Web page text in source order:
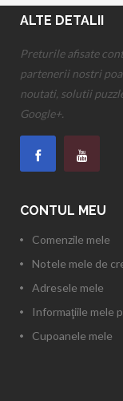
ALTE DETALII
Preturile afisate
partenerii nostri
noutati, solutii
Google+.
CONTUL MEU
Comenzile mele
Notele mele de
Adresele mele
Informaţiile mele
Cupoanele mele